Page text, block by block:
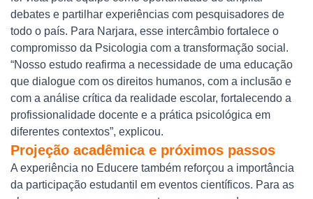
debates e partilhar experiências com pesquisadores de
todo o país. Para Narjara, esse intercâmbio fortalece o
compromisso da Psicologia com a transformação social.
“Nosso estudo reafirma a necessidade de uma educação
que dialogue com os direitos humanos, com a inclusão e
com a análise crítica da realidade escolar, fortalecendo a
profissionalidade docente e a prática psicológica em
diferentes contextos”, explicou.
Projeção acadêmica e próximos passos
A experiência no Educere também reforçou a importância
da participação estudantil em eventos científicos. Para as